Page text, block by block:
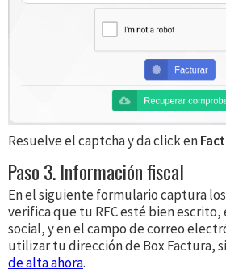
Resuelve el captcha y da click en
Paso 3. Información fiscal
En el siguiente formulario captura
verifica que tu RFC esté bien
social, y en el campo de correo
utilizar tu dirección de Box Factura,
de alta ahora.